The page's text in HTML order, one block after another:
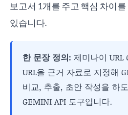
보고서 1개를 주고 핵심 차이
있습니다.
한 문장 정의: 제미나이 URL
URL을 근거 자료로 지정해
비교, 추출, 초안 작성을 하
GEMINI API 도구입니다.